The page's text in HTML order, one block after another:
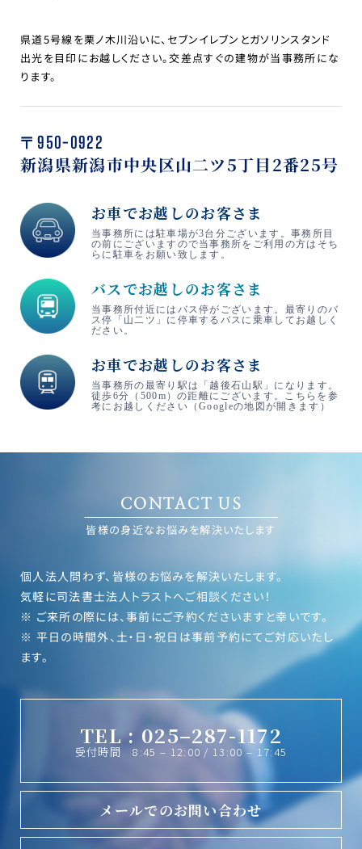
県道5号線を栗ノ木川沿いに、セブンイレブンとガソリンスタンド
出光を目印にお越しください。交差点すぐの建物が当事務所にな
ります。
〒950-0922
新潟県新潟市中央区山二ツ5丁目2番25号
お車でお越しのお客さま
当事務所には駐車場が3台分ございます。事務所目
の前にございますので当事務所をご利用の方はそち
らに駐車をお願い致します。
バスでお越しのお客さま
当事務所付近にはバス停がございます。最寄りのバ
ス停「山二ツ」に停車するバスに乗車してお越しく
ださい。
お車でお越しのお客さま
当事務所の最寄り駅は「越後石山駅」になります。
徒歩6分（500m）の距離にございます。こちらを参
考にお越しください（Googleの地図が開きます）
CONTACT US
皆様の身近なお悩みを解決いたします
個人法人問わず、皆様のお悩みを解決いたします。
気軽に司法書士法人トラストへご相談ください！
※ ご来所の際には、事前にご予約くださいますと幸いです。
※ 平日の時間外、土・日・祝日は事前予約にてご対応いたし
ます。
TEL : 025–287-1172
受付時間 8:45 – 12:00 / 13:00 – 17:45
メールでのお問い合わせ